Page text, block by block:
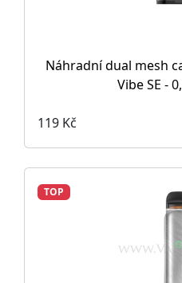
Náhradní dual mesh
Vibe SE -
119 Kč
TOP